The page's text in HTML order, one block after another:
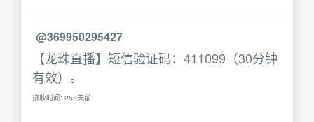
@369950295427
【龙珠直播】短信验证码：411099（30分钟
有效）。
接收时间: 252天前